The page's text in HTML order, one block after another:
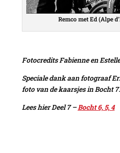
Remco met Ed (Alpe
Fotocredits Fabienne en
Speciale dank aan fotograaf
foto van de kaarsjes in Bocht 7.
Lees hier Deel 7 –Bocht 6, 5, 4